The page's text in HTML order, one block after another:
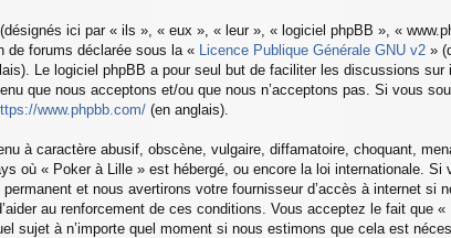
ici par « ils », « eux », « leur », « logiciel phpBB », «
de forums déclarée sous la « Licence Publique Générale GNU v2 »
Le logiciel phpBB a pour seul but de faciliter les discussions sur
que nous acceptons et/ou que nous n’acceptons pas. Si vous
www.phpbb.com/ (en anglais).
à caractère abusif, obscène, vulgaire, diffamatoire, choquant,
où « Poker à Lille » est hébergé, ou encore la loi internationale.
et nous avertirons votre fournisseur d’accès à internet si
au renforcement de ces conditions. Vous acceptez le fait que «
sujet à n’importe quel moment si nous estimons que cela est